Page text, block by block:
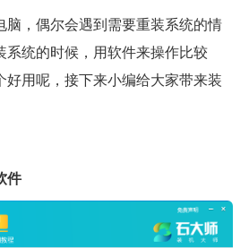
脑，偶尔会遇到需要重装系统的情
系统的时候，用软件来操作比较
好用呢，接下来小编给大家带来装
件